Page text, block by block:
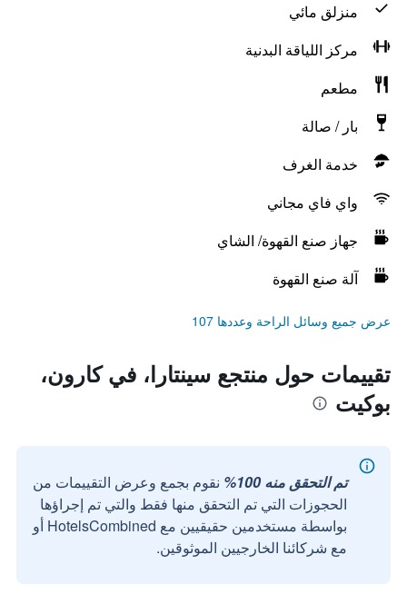
منزلق مائي
مركز اللياقة البدنية
مطعم
بار / صالة
خدمة الغرف
واي فاي مجاني
جهاز صنع القهوة/ الشاي
آلة صنع القهوة
عرض جميع وسائل الراحة وعددها 107
تقييمات حول منتجع سينتارا، في كارون،
بوكيت
تم التحقق منه 100%
نقوم بجمع وعرض التقييمات من
الحجوزات التي تم التحقق منها فقط والتي تم إجراؤها
بواسطة مستخدمين حقيقيين مع HotelsCombined أو
مع شركائنا الخارجيين الموثوقين.